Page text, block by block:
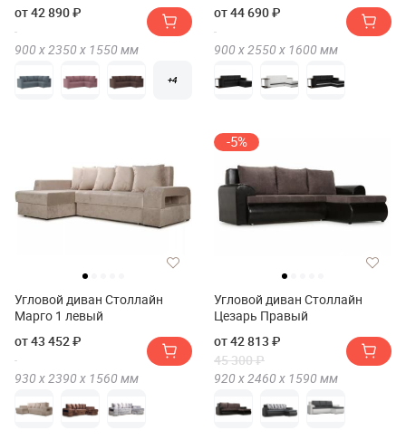
от 42 890 ₽
900 х 2350 х 1550 мм
+4
от 44 690 ₽
900 х 2550 х 1600 мм
Угловой диван Столлайн
Марго 1 левый
от 43 452 ₽
930 х2390 х 1560 мм
-5%
Угловой диван Столлайн
Цезарь Правый
от 42 813 ₽
45 300 ₽
920 х2460 х 1590 мм